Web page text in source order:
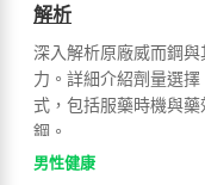
解析
深入解析原廠威而鋼
力。詳細介紹劑量選
式，包括服藥時機與藥
鋼。
男性健康